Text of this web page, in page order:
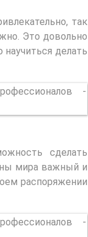
так
Это довольно
делать
сделать
мира важный и
распоряжении